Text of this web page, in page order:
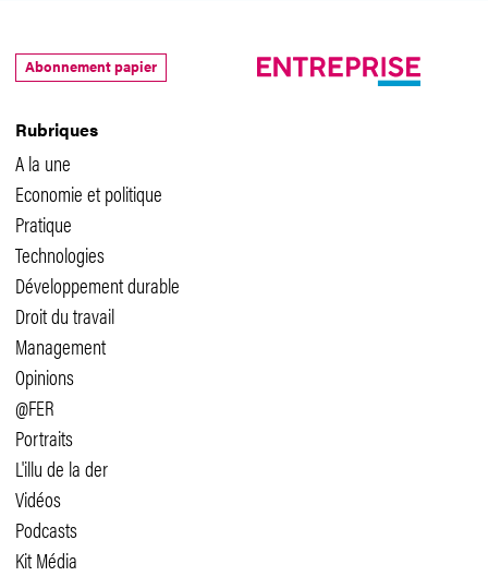
Rubriques
A la une
Economie et politique
Pratique
Technologies
Développement durable
Droit du travail
Management
Opinions
@FER
Portraits
L'illu de la der
Vidéos
Podcasts
Kit Média
Abonnement papier